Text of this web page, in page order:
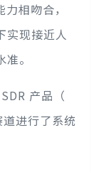
相吻合，
实现接近人
。
产品（
进行了系统